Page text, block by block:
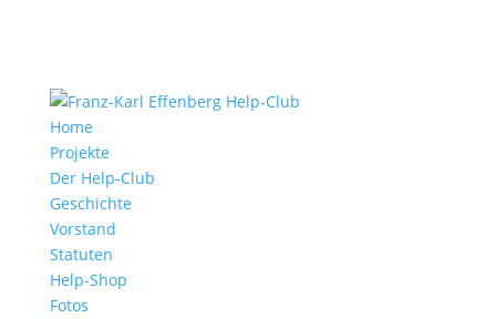
Home
Projekte
Der Help-Club
Geschichte
Vorstand
Statuten
Help-Shop
Fotos